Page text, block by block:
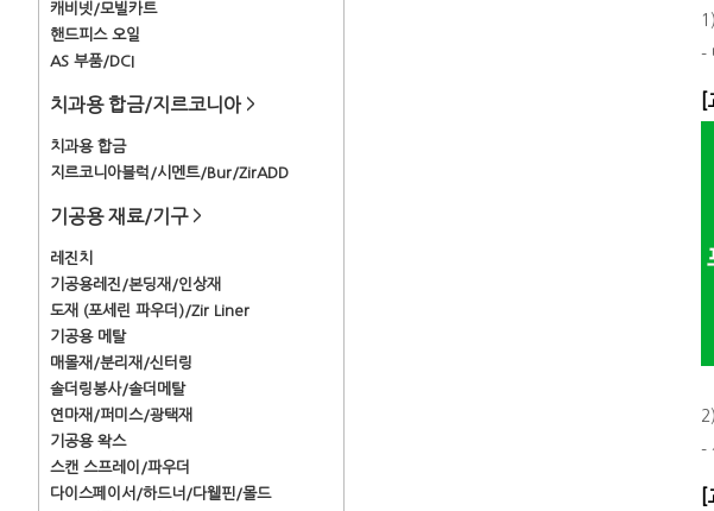
캐비넷/모빌카트
핸드피스 오일
AS 부품/DCI
치과용 합금/지르코니아 >
치과용 합금
지르코니아블럭/시멘트/Bur/ZirADD
기공용 재료/기구 >
레진치
기공용레진/본딩재/인상재
도재 (포세린 파우더)/Zir Liner
기공용 메탈
매몰재/분리재/신터링
솔더링봉사/솔더메탈
연마재/퍼미스/광택재
기공용 왁스
스캔 스프레이/파우더
다이스페이서/하드너/다웰핀/몰드
-
-